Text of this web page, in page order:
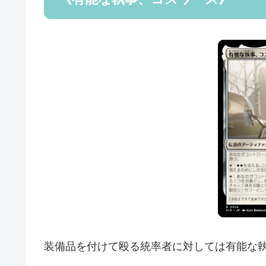
装備品を付けて殴る統率者に対しては有能な